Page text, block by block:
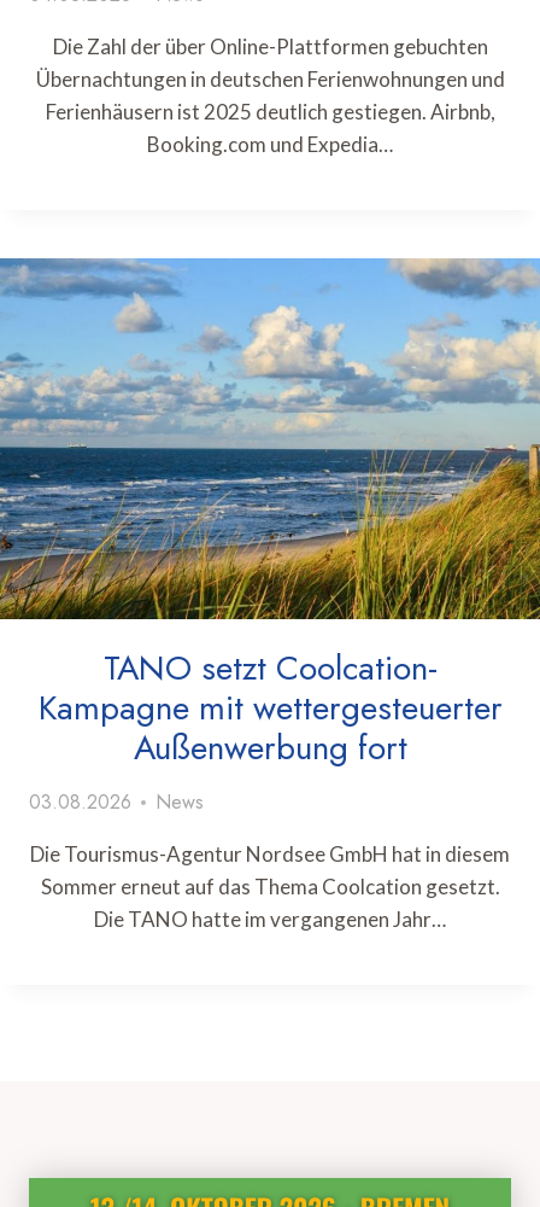
Die Zahl der über Online-Plattformen gebuchten
Übernachtungen in deutschen Ferienwohnungen und
Ferienhäusern ist 2025 deutlich gestiegen. Airbnb,
Booking.com und Expedia…
TANO setzt Coolcation-
Kampagne mit wettergesteuerter
Außenwerbung fort
03.08.2026 News
Die Tourismus-Agentur Nordsee GmbH hat in diesem
Sommer erneut auf das Thema Coolcation gesetzt.
Die TANO hatte im vergangenen Jahr…